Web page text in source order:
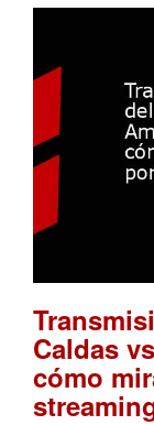
Caldas
cómo